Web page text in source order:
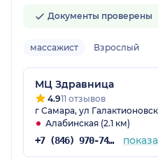
Документы проверены
массажист Взрослый
МЦ Здравница
4.911 отзывов
г Самара, ул
Алабинская (2.1 км)
+7 (846) 970-74-37